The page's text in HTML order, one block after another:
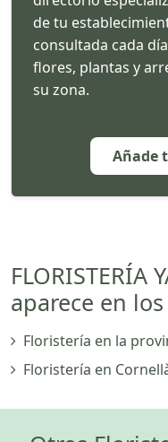
de tu
consultada cada
flores, plantas y
su zona.
Añade
FLORISTERÍA
aparece en
Floristería en la
Floristería en